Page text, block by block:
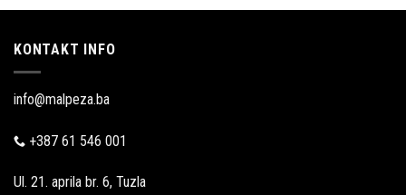
KONTAKT INFO
info@malpeza.ba
+387 61 546 001
Ul. 21. aprila br. 6, Tuzla